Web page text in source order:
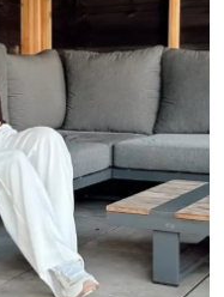
verkeer, wat hun
white
afwerking van
waardoor
is, zowel overdag als ’s
maakt de
tijd bespaart bij het